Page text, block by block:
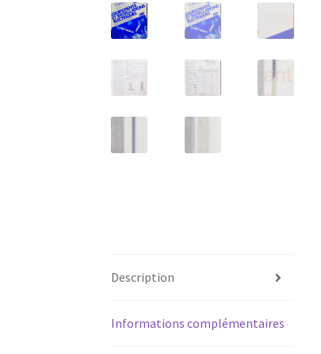
Description
Informations complémentaires